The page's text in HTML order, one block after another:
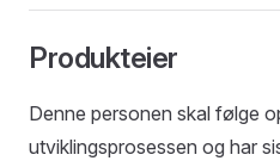
Produkteier
Denne personen skal følge
utviklingsprosessen og har